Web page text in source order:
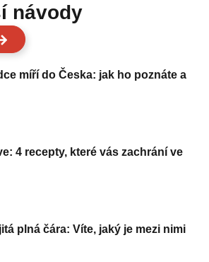
návody
míří do Česka: jak ho poznáte a
4 recepty, které vás zachrání ve
plná čára: Víte, jaký je mezi nimi